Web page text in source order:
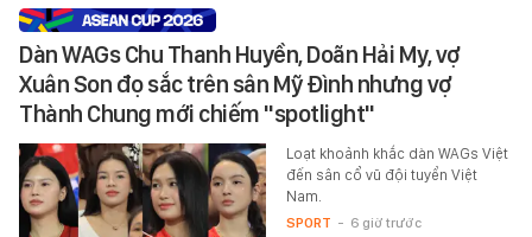
Dàn WAGs Chu Thanh Huyền, Doãn Hải My, vợ
Xuân Son đọ sắc trên sân Mỹ Đình nhưng vợ
Thành Chung mới chiếm "spotlight"
Loạt khoảnh khắc dàn WAGs Việt
đến sân cổ vũ đội tuyển Việt
Nam.
SPORT - 6 giờ trước